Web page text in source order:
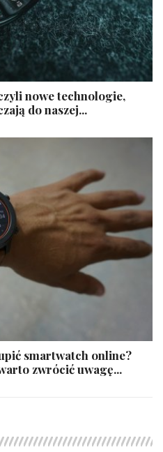
nowe technologie,
do naszej...
smartwatch online?
zwrócić uwagę...